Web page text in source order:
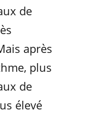
de
après
plus
de
élevé